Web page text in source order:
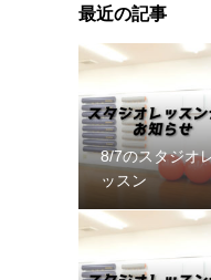
最近の記事
8/7のスタジオ
ッスン